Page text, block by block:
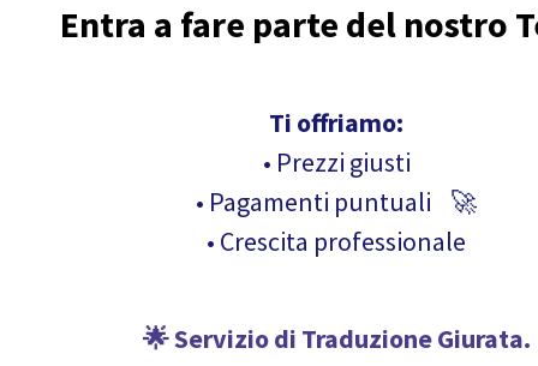
Entra a fare parte del nostro
Ti offriamo:
• Prezzi giusti
• Pagamenti puntuali 🚀
• Crescita professionale
🌟 Servizio di Traduzione Giurata.